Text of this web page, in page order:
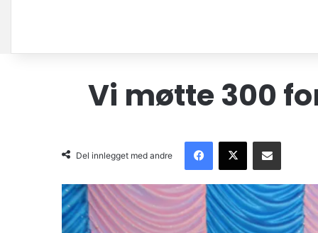
Vi møtte 300
Del innlegget med andre